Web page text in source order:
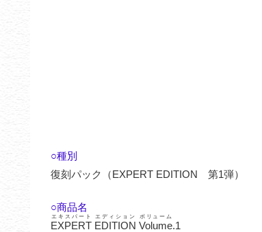
○種別
復刻パック（EXPERT EDITION 第1弾）
○商品名
EXPERT
エキスパート
EDITION
エディション
Volume
ボリューム
.1